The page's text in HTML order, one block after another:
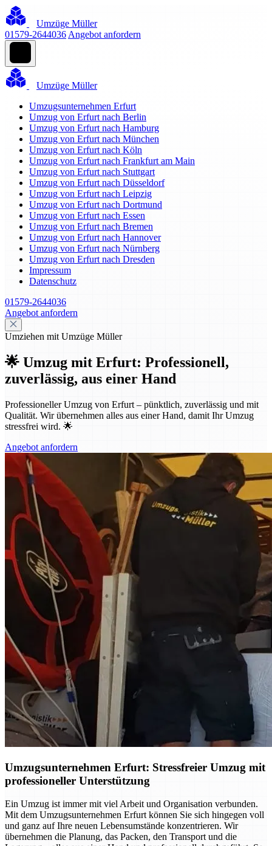
Umzüge Müller
01579-2644036 Angebot anfordern
Umzüge Müller
Umzugsunternehmen Erfurt
Umzug von Erfurt nach Berlin
Umzug von Erfurt nach Hamburg
Umzug von Erfurt nach München
Umzug von Erfurt nach Köln
Umzug von Erfurt nach Frankfurt am Main
Umzug von Erfurt nach Stuttgart
Umzug von Erfurt nach Düsseldorf
Umzug von Erfurt nach Leipzig
Umzug von Erfurt nach Dortmund
Umzug von Erfurt nach Essen
Umzug von Erfurt nach Bremen
Umzug von Erfurt nach Hannover
Umzug von Erfurt nach Nürnberg
Umzug von Erfurt nach Dresden
Impressum
Datenschutz
01579-2644036
Angebot anfordern
Umziehen mit Umzüge Müller
🌟 Umzug mit Erfurt: Professionell,
zuverlässig, aus einer Hand
Professioneller Umzug von Erfurt – pünktlich, zuverlässig und mit
Qualität. Wir übernehmen alles aus einer Hand, damit Ihr Umzug
stressfrei wird. 🌟
Angebot anfordern
Umzugsunternehmen Erfurt: Stressfreier Umzug mit
professioneller Unterstützung
Ein Umzug ist immer mit viel Arbeit und Organisation verbunden.
Mit dem Umzugsunternehmen Erfurt können Sie sich hingegen voll
und ganz auf Ihre neuen Lebensumstände konzentrieren. Wir
übernehmen die Planung, das Packen, den Transport und die